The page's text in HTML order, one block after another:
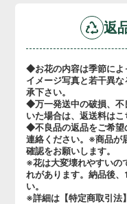
返
◆お花の内容は季節によ
イメージ写真と若干異
承下さい。
◆万一発送中の破損、不
いた場合は、返送料はこ
◆不良品の返品をご希望
連絡ください。※商品が
確認をお願いします。
※花は大変壊れやすいの
れがあります。納品後
い。
※詳細は【特定商取引法